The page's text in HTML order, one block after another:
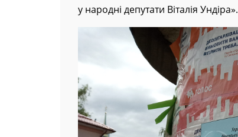
у народні депутати Віталія Ундіра».